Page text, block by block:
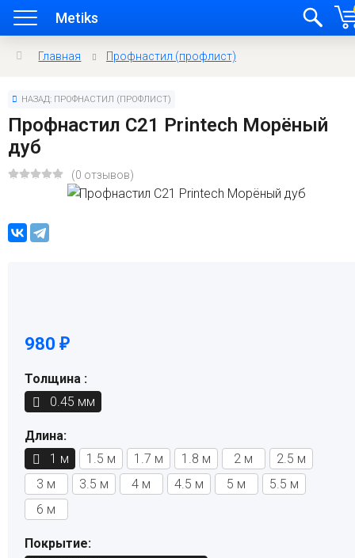
Metiks
Главная Профнастил (профлист)
НАЗАД: ПРОФНАСТИЛ (ПРОФЛИСТ)
Профнастил C21 Printech Морёный
дуб
(0 отзывов)
980 ₽
Толщина :
0.45 мм
Длина:
1 м
1.5 м 1.7 м 1.8 м 2 м
2.5 м
3 м
3.5 м 4 м 4.5 м 5 м
5.5 м
6 м
Покрытие: